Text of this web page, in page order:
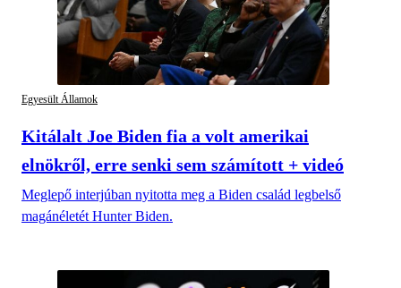
Egyesült Államok
Kitálalt Joe Biden fia a volt amerikai
elnökről, erre senki sem számított + videó
Meglepő interjúban nyitotta meg a Biden család legbelső
magánéletét Hunter Biden.